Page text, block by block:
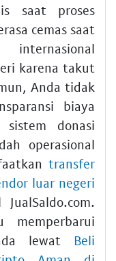
saat proses
cemas saat
karena takut
Anda tidak
biaya
donasi
operasional
transfer
luar negeri
lewat Beli